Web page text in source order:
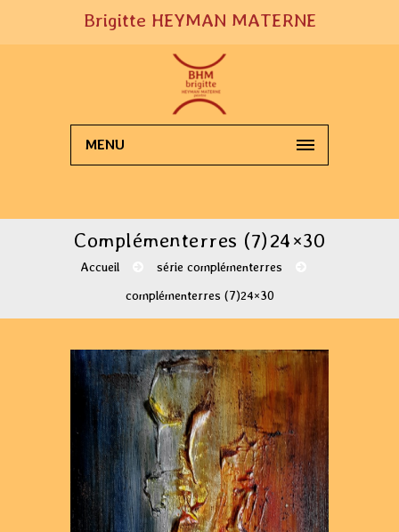
Brigitte HEYMAN MATERNE
MENU
Complémenterres (7)24×30
Accueil
série complémenterres
complémenterres (7)24×30